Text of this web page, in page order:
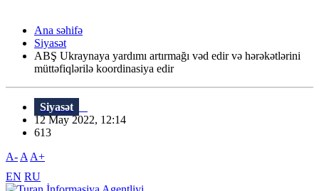
Ana səhifə
Siyasət
ABŞ Ukraynaya yardımı artırmağı vəd edir və hərəkətlərini
müttəfiqlərilə koordinasiya edir
Siyasət
12 May 2022, 12:14
613
A- A A+
EN RU